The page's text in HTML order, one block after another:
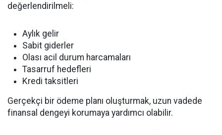
değerlendirilmeli:
Aylık gelir
Sabit giderler
Olası acil durum harcamaları
Tasarruf hedefleri
Kredi taksitleri
Gerçekçi bir ödeme planı oluşturmak, uzun vadede
finansal dengeyi korumaya yardımcı olabilir.